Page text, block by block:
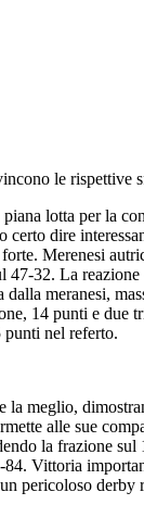
le rispettive
lotta per la
dire
Merenesi
32. La
meranesi,
14 punti e due
nel referto.
la meglio,
alle sue
la frazione
Vittoria
pericoloso